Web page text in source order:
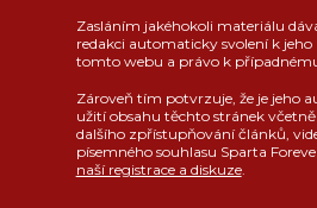
Zasláním jakéhokoli materiálu
redakci automaticky svolení k
tomto webu a právo k
Zároveň tím potvrzuje, že je jeho
užití obsahu těchto stránek
dalšího zpřístupňování článků,
písemného souhlasu Sparta
naší registrace a diskuze.